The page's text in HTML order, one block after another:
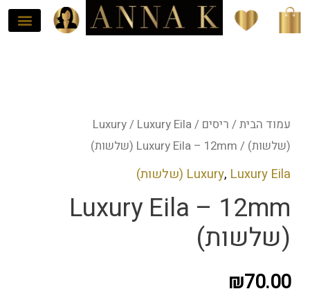
דילוג
לתוכן
עמוד הבית/ ריסים /
Luxury/ Luxury Eila
(שלשות) / Luxury Eila – 12mm (שלשות)
Luxury, Luxury Eila (שלשות)
Luxury Eila – 12mm
(שלשות)
₪70.00
Luxury
Eila
-
(שלשות)